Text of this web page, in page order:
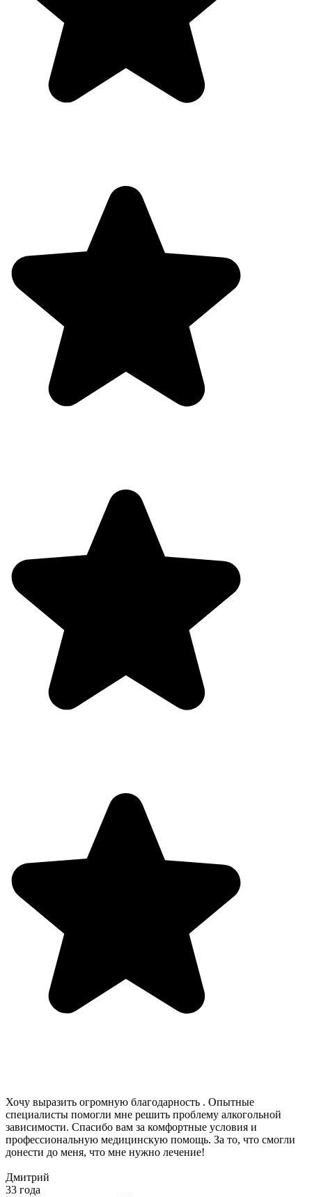
Хочу выразить огромную благодарность . Опытные
специалисты помогли мне решить проблему алкогольной
зависимости. Спасибо вам за комфортные условия и
профессиональную медицинскую помощь. За то, что смогли
донести до меня, что мне нужно лечение!
Дмитрий
33 года